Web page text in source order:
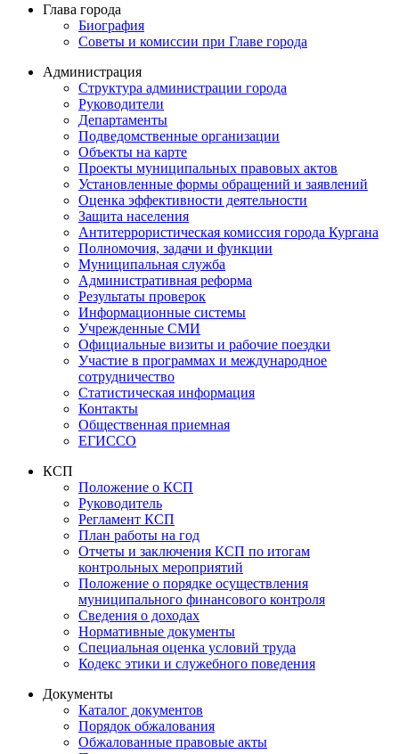
Глава города
Биография
Советы и комиссии при Главе города
Администрация
Структура администрации города
Руководители
Департаменты
Подведомственные организации
Объекты на карте
Проекты муниципальных правовых актов
Установленные формы обращений и заявлений
Оценка эффективности деятельности
Защита населения
Антитеррористическая комиссия города Кургана
Полномочия, задачи и функции
Муниципальная служба
Административная реформа
Результаты проверок
Информационные системы
Учрежденные СМИ
Официальные визиты и рабочие поездки
Участие в программах и международное
сотрудничество
Статистическая информация
Контакты
Общественная приемная
ЕГИССО
КСП
Положение о КСП
Руководитель
Регламент КСП
План работы на год
Отчеты и заключения КСП по итогам
контрольных мероприятий
Положение о порядке осуществления
муниципального финансового контроля
Сведения о доходах
Нормативные документы
Специальная оценка условий труда
Кодекс этики и служебного поведения
Документы
Каталог документов
Порядок обжалования
Обжалованные правовые акты